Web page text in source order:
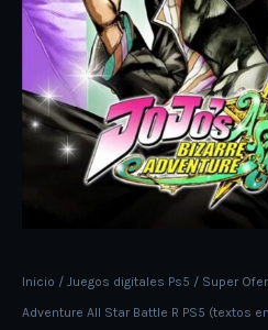
Inicio / Juegos digitales Ps5 / Super
Adventure All Star Battle R PS5 (textos
cantidad